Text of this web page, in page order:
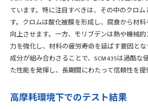
ています。特に注目すべきは、その中のクロ
す。クロムは酸化被膜を形成し、腐食から材
向上させます。一方、モリブデンは熱や機械
力を強化し、材料の疲労寿命を延ばす要因と
成分が組み合わさることで、SCM435は過酷な
た性能を発揮し、長期間にわたって信頼性を提
高摩耗環境下でのテスト結果